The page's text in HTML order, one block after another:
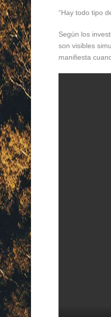
“Hay todo tipo
Según los
son visibles
manifiesta